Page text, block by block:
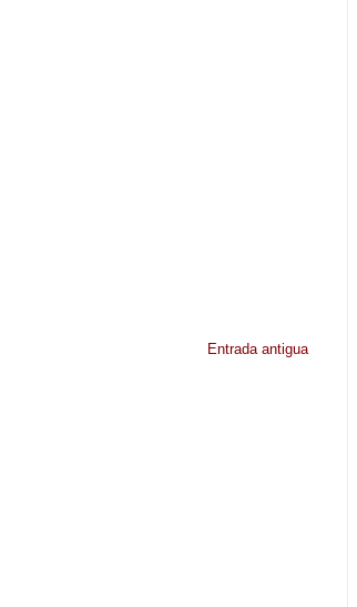
Entrada antigua